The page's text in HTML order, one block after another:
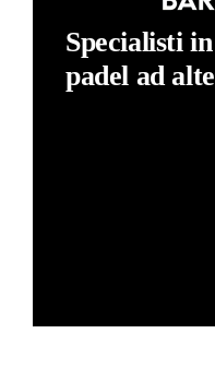
Specialisti
padel ad